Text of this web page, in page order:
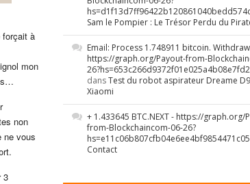
forçait à
mon
non
ne vous
3
Sam le Pompier : Le Trésor Perdu du
Email: Process 1.748911 bitcoin.
https://graph.org/Payout-from-
dansTest du robot aspirateur Dreame
Xiaomi
+ 1.433645 BTC.NEXT - https://graph.org/
from-Blockchaincom-06-26?
Contact